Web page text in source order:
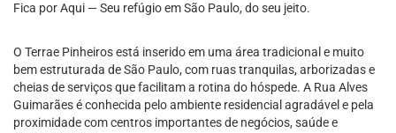
Fica por Aqui — Seu refúgio em São Paulo, do seu jeito.
O Terrae Pinheiros está inserido em uma área tradicional e muito
bem estruturada de São Paulo, com ruas tranquilas, arborizadas e
cheias de serviços que facilitam a rotina do hóspede. A Rua Alves
Guimarães é conhecida pelo ambiente residencial agradável e pela
proximidade com centros importantes de negócios, saúde e